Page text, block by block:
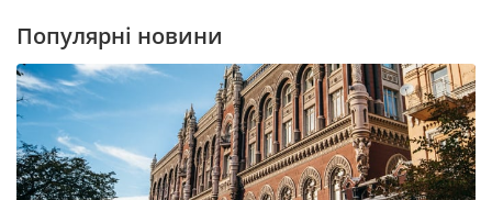
Популярні новини